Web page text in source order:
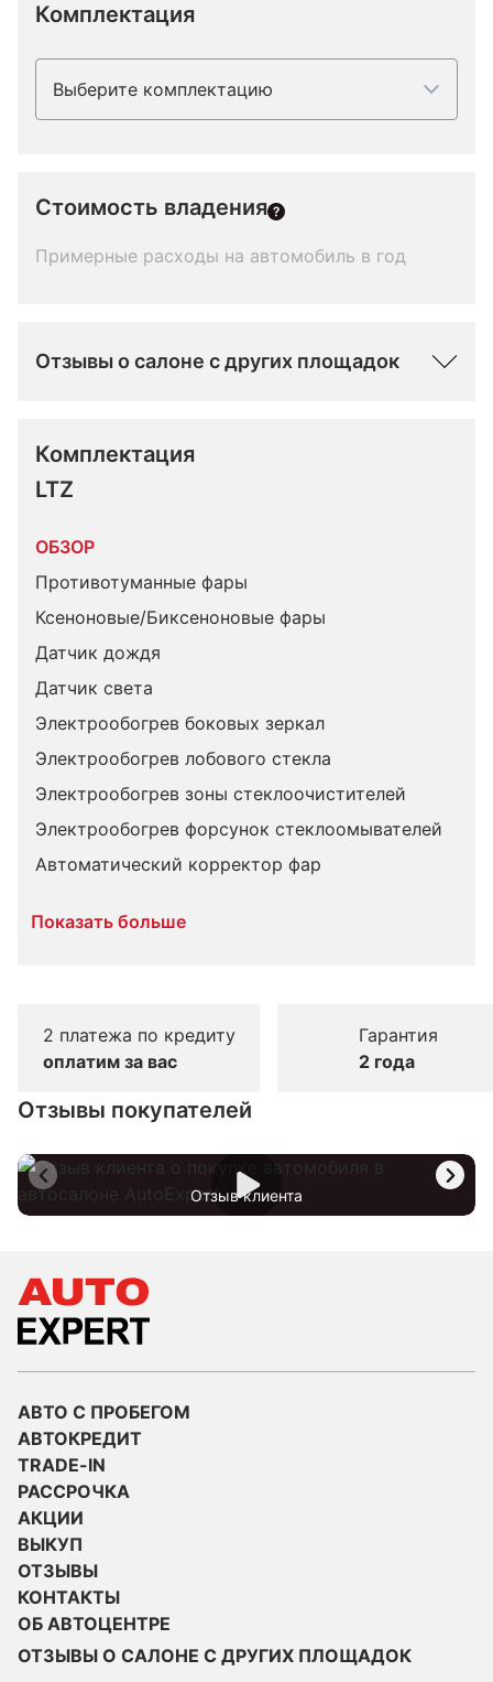
Комплектация
Выберите комплектацию
Стоимость владения
Примерные расходы на автомобиль в год
Отзывы о салоне с других площадок
Комплектация
LTZ
ОБЗОР
Противотуманные фары
Ксеноновые/Биксеноновые фары
Датчик дождя
Датчик света
Электрообогрев боковых зеркал
Электрообогрев лобового стекла
Электрообогрев зоны стеклоочистителей
Электрообогрев форсунок стеклоомывателей
Автоматический корректор фар
Показать больше
2 платежа по кредиту
оплатим за вас
Гарантия
2 года
Отзывы покупателей
Отзыв клиента
АВТО С ПРОБЕГОМ
АВТОКРЕДИТ
TRADE-IN
РАССРОЧКА
АКЦИИ
ВЫКУП
ОТЗЫВЫ
КОНТАКТЫ
ОБ АВТОЦЕНТРЕ
ОТЗЫВЫ О САЛОНЕ С ДРУГИХ ПЛОЩАДОК